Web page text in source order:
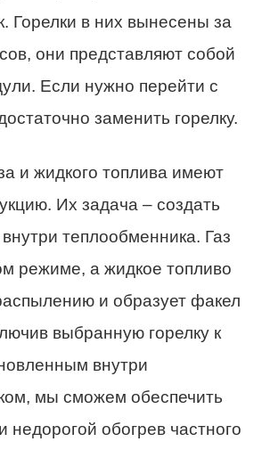
Горелки в них вынесены за
они представляют собой
Если нужно перейти с
заменить горелку.
и жидкого топлива имеют
Их задача – создать
теплообменника. Газ
режиме, а жидкое топливо
и образует факел
выбранную горелку к
внутри
мы сможем обеспечить
обогрев частного